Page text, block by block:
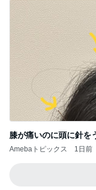
膝が痛いのに頭に針を
Amebaトピックス 1日前